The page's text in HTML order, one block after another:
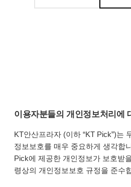
이용자분들의 개인정보처리에
KT안산프라자 (이하 “KT Pick”)는
정보보호를 매우 중요하게 생각합
Pick에 제공한 개인정보가 보호받
령상의 개인정보보호 규정을 준수